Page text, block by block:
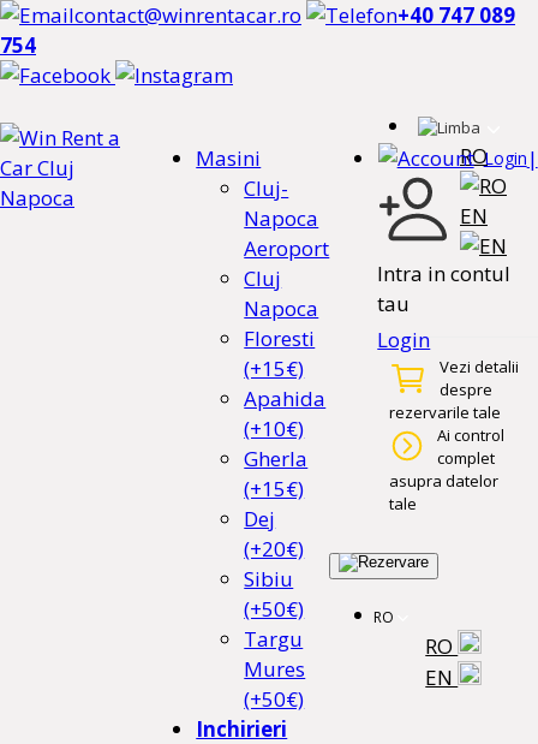
contact@winrentacar.ro
+40 747 089
754
RO
EN
Masini
Cluj-
Napoca
Aeroport
Cluj
Napoca
Floresti
(+15€)
Apahida
(+10€)
Gherla
(+15€)
Dej
(+20€)
Sibiu
(+50€)
Targu
Mures
(+50€)
Inchirieri
Login |
Intra in contul
tau
Login
Vezi detalii
despre
rezervarile tale
Ai control
complet
asupra datelor
tale
RO
RO
EN